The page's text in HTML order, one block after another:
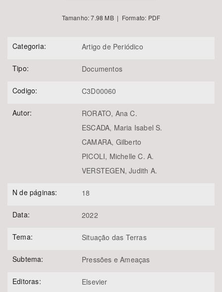
Tamanho: 7.98 MB | Formato: PDF
Categoria: Artigo de Periódico
Tipo: Documentos
Codigo: C3D00060
Autor:
RORATO, Ana C.
ESCADA, Maria Isabel S.
CAMARA, Gilberto
PICOLI, Michelle C. A.
VERSTEGEN, Judith A.
N de páginas: 18
Data: 2022
Tema: Situação das Terras
Subtema: Pressões e Ameaças
Editoras: Elsevier